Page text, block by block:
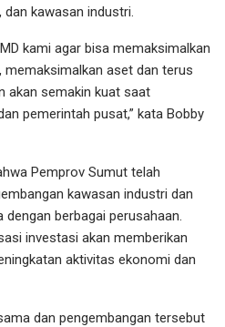
kawasan industri.
kami agar bisa memaksimalkan
memaksimalkan aset dan terus
akan semakin kuat saat
pemerintah pusat,” kata Bobby
Pemprov Sumut telah
kawasan industri dan
berbagai perusahaan.
investasi akan memberikan
aktivitas ekonomi dan
dan pengembangan tersebut